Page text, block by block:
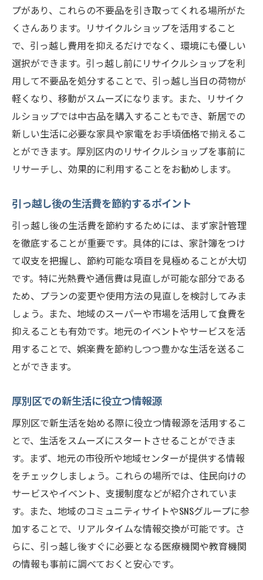
プがあり、これらの不要品を引き取ってくれる場所がた
くさんあります。リサイクルショップを活用すること
で、引っ越し費用を抑えるだけでなく、環境にも優しい
選択ができます。引っ越し前にリサイクルショップを利
用して不要品を処分することで、引っ越し当日の荷物が
軽くなり、移動がスムーズになります。また、リサイク
ルショップでは中古品を購入することもでき、新居での
新しい生活に必要な家具や家電をお手頃価格で揃えるこ
とができます。厚別区内のリサイクルショップを事前に
リサーチし、効果的に利用することをお勧めします。
引っ越し後の生活費を節約するポイント
引っ越し後の生活費を節約するためには、まず家計管理
を徹底することが重要です。具体的には、家計簿をつけ
て収支を把握し、節約可能な項目を見極めることが大切
です。特に光熱費や通信費は見直しが可能な部分である
ため、プランの変更や使用方法の見直しを検討してみま
しょう。また、地域のスーパーや市場を活用して食費を
抑えることも有効です。地元のイベントやサービスを活
用することで、娯楽費を節約しつつ豊かな生活を送るこ
とができます。
厚別区での新生活に役立つ情報源
厚別区で新生活を始める際に役立つ情報源を活用するこ
とで、生活をスムーズにスタートさせることができま
す。まず、地元の市役所や地域センターが提供する情報
をチェックしましょう。これらの場所では、住民向けの
サービスやイベント、支援制度などが紹介されていま
す。また、地域のコミュニティサイトやSNSグループに参
加することで、リアルタイムな情報交換が可能です。さ
らに、引っ越し後すぐに必要となる医療機関や教育機関
の情報も事前に調べておくと安心です。